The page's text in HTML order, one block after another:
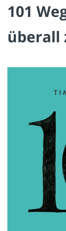
101
überall